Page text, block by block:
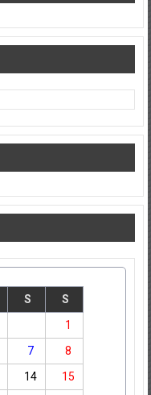
S S
1
7
8
14
15